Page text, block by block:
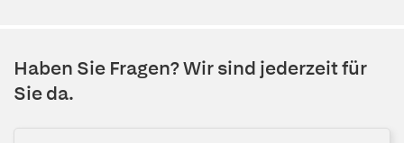
Haben Sie Fragen? Wir sind jederzeit für
Sie da.